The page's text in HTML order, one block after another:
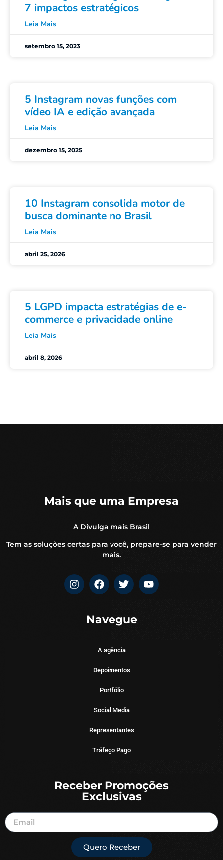
7 impactos estratégicos
Leia Mais
setembro 15, 2023
5 Instagram novas funções com
vídeo IA e edição avançada
Leia Mais
dezembro 15, 2025
10 Instagram consolida motor de
busca dominante no Brasil
Leia Mais
abril 25, 2026
5 LGPD impacta estratégias de e-
commerce e privacidade online
Leia Mais
abril 8, 2026
Mais que uma Empresa
A Divulga mais Brasil
Tem as soluções certas para você, prepare-se para vender
mais.
Navegue
A agência
Depoimentos
Portfólio
Social Media
Representantes
Tráfego Pago
Receber Promoções
Exclusivas
Quero Receber